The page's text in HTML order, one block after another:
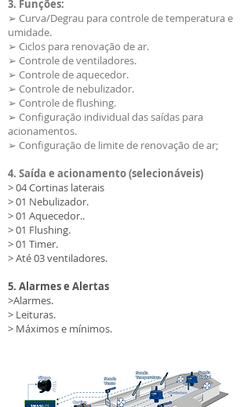
3. Funções:
➢ Curva/Degrau para controle de temperatura e
umidade.
➢ Ciclos para renovação de ar.
➢ Controle de ventiladores.
➢ Controle de aquecedor.
➢ Controle de nebulizador.
➢ Controle de flushing.
➢ Configuração individual das saídas para
acionamentos.
➢ Configuração de limite de renovação de ar;
4. Saída e acionamento (selecionáveis)
> 04 Cortinas laterais
> 01 Nebulizador.
> 01 Aquecedor..
> 01 Flushing.
> 01 Timer.
> Até 03 ventiladores.
5. Alarmes e Alertas
>Alarmes.
> Leituras.
> Máximos e mínimos.